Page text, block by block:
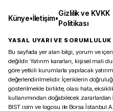
Künye•İletişim•
Gizlilik ve KVKK
Politikası
YASAL UYARI VE SORUMLULUK
Bu sayfada yer alan bilgi, yorum ve
değildir. Yatırım kararları, kişisel mali
göre yetkili kurumlarla yapılacak
değerlendirilmelidir. İçeriklerin
gösterilmekle birlikte, olası hata,
kullanımından doğabilecek
BIST isim ve logosu ile Borsa İstanbul